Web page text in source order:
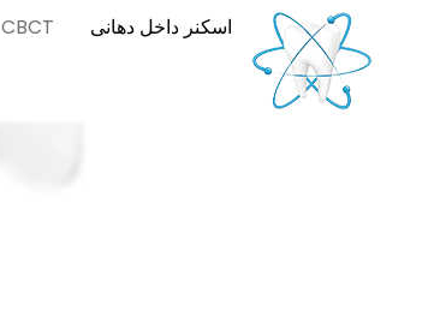
اسکنر داخل دهانی CBCT